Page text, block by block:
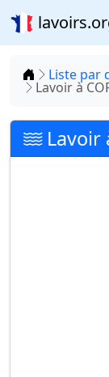
Accueil
Liste par
Lavoir à
Lavoir